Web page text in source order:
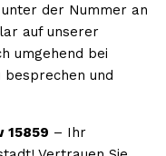
der Nummer an
auf unserer
umgehend bei
besprechen und
15859 – Ihr